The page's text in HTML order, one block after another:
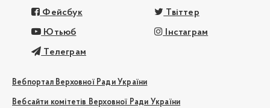
Фейсбук Твіттер
Ютьюб Інстаграм
Телеграм
Вебпортал Верховної Ради України
Вебсайти комітетів Верховної Ради України